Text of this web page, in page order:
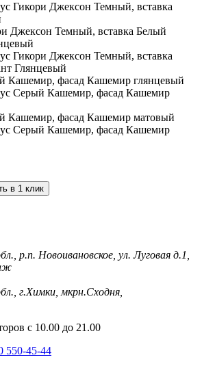
Гикори Джексон Темный, вставка
Гикори Джексон Темный, вставка
Глянцевый
Серый Кашемир, фасад Кашемир
Серый Кашемир, фасад Кашемир
в 1 клик
р.п. Новоивановское, ул. Луговая д.1,
г.Химки, мкрн.Сходня,
с 10.00 до 21.00
550-45-44